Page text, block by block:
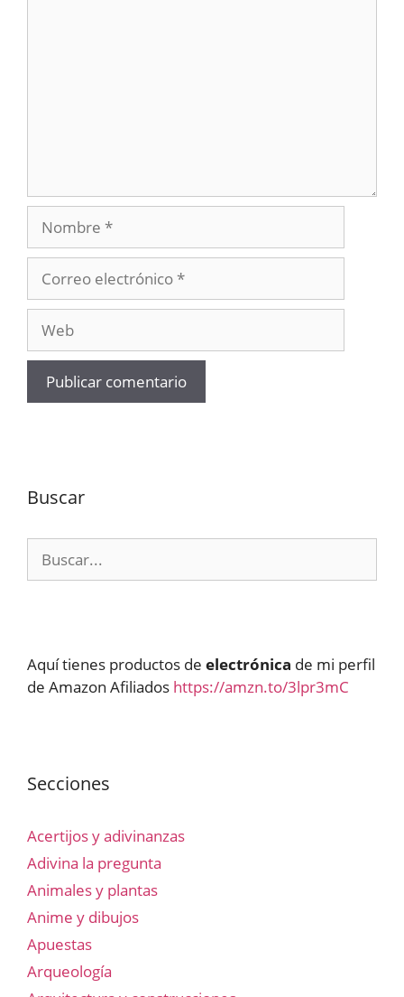
electrónico
Buscar
Aquí tienes productos de electrónica de mi perfil
de Amazon Afiliados https://amzn.to/3lpr3mC
Secciones
Acertijos y adivinanzas
Adivina la pregunta
Animales y plantas
Anime y dibujos
Apuestas
Arqueología